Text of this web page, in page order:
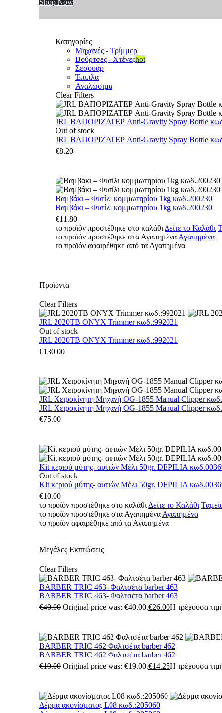
Shop Now
Κατηγορίες
Μηχανές - Τρίμμερ
Βούρτσες - Χτένεςhot
Σεσουάρ
Έπιπλα
Αναλώσιμα
Clear Filters
JRL ΒΑΠΟΡΙΖΑΤΕΡ Anti-Gravity Spray Bottle
Out of stock
JRL ΒΑΠΟΡΙΖΑΤΕΡ Anti-Gravity Spray Bottle
€8.20
Βαμβάκι – Φυτίλι κομμωτηρίου 1kg κωδ.200230
Βαμβάκι – Φυτίλι κομμωτηρίου 1kg κωδ.200230
€11.80
το προϊόν προστέθηκε στο καλάθι Δείτε το Καλάθι
το προϊόν προστέθηκε στα Αγαπημένα Αγαπημένα
το προϊόν αφαιρέθηκε από τα Αγαπημένα
Προϊόντα
Clear Filters
JRL 2020TB ONYX Trimmer κωδ.:992021
Out of stock
JRL 2020TB ONYX Trimmer κωδ.:992021
€130.00
JRL Χειροκίνητη Μηχανή OG-1855 Manual Clipper
JRL Χειροκίνητη Μηχανή OG-1855 Manual Clipper
€75.00
Kit κεριού μύτης- αυτιών Μέλι 50gr. DEPILIA
Out of stock
Kit κεριού μύτης- αυτιών Μέλι 50gr. DEPILIA
€10.00
το προϊόν προστέθηκε στο καλάθι Δείτε το Καλάθι
το προϊόν προστέθηκε στα Αγαπημένα Αγαπημένα
το προϊόν αφαιρέθηκε από τα Αγαπημένα
Μεγάλες Εκπτώσεις
Clear Filters
BARBER TRIC 463- Φαλτσέτα barber 463
BARBER TRIC 463- Φαλτσέτα barber 463
€40.00 Original price was: €40.00.€26.00Η τρέχουσα
BARBER TRIC 462 Φαλτσέτα barber 462
BARBER TRIC 462 Φαλτσέτα barber 462
€19.00 Original price was: €19.00.€14.25Η τρέχουσα
Δέρμα ακονίσματος L08 κωδ.:205060